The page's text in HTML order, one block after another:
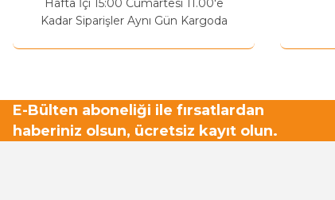
Hafta İçi 15:00 Cumartesi 11.00'e
Kadar Siparişler Aynı Gün Kargoda
E-Bülten aboneliği ile fırsatlardan
haberiniz olsun, ücretsiz kayıt olun.